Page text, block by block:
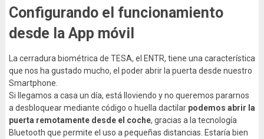
Configurando el funcionamiento
desde la App móvil
La cerradura biométrica de TESA, el ENTR, tiene una característica
que nos ha gustado mucho, el poder abrir la puerta desde nuestro
Smartphone.
Si llegamos a casa un día, está lloviendo y no queremos pararnos
a desbloquear mediante código o huella dactilar podemos abrir la
puerta remotamente desde el coche, gracias a la tecnología
Bluetooth que permite el uso a pequeñas distancias. Estaría bien